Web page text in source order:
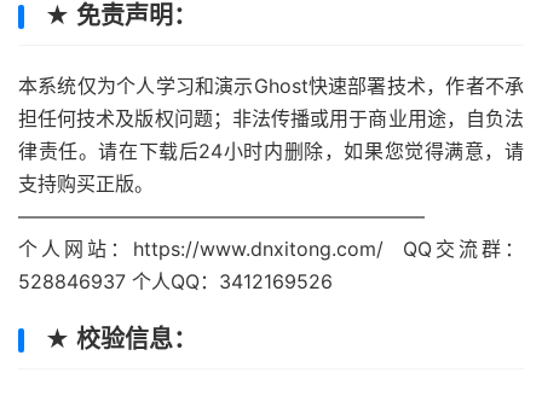
★ 免责声明：
本系统仅为个人学习和演示Ghost快速部署技术，作者不承
担任何技术及版权问题；非法传播或用于商业用途，自负法
律责任。请在下载后24小时内删除，如果您觉得满意，请
支持购买正版。
—————————————————————
个人网站：https://www.dnxitong.com/ QQ交流群：
528846937 个人QQ：3412169526
★ 校验信息：